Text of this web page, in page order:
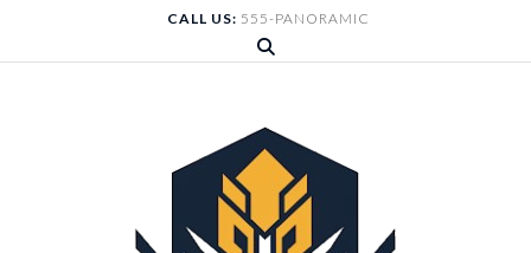
content
CALL US: 555-PANORAMIC